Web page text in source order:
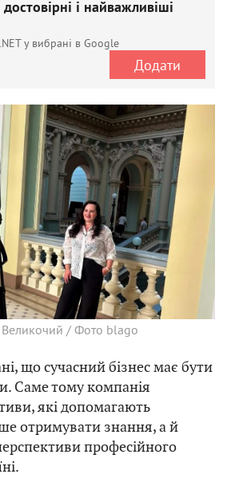
і найважливіші
у вибрані в Google
Додати
Великочий / Фото blago
що сучасний бізнес має бути
Саме тому компанія
які допомагають
отримувати знання, а й
професійного